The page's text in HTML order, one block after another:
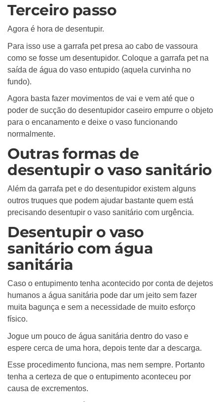
Terceiro passo
Agora é hora de desentupir.
Para isso use a garrafa pet presa ao cabo de vassoura
como se fosse um desentupidor. Coloque a garrafa pet na
saída de água do vaso entupido (aquela curvinha no
fundo).
Agora basta fazer movimentos de vai e vem até que o
poder de sucção do desentupidor caseiro empurre o objeto
para o encanamento e deixe o vaso funcionando
normalmente.
Outras formas de
desentupir o vaso sanitário
Além da garrafa pet e do desentupidor existem alguns
outros truques que podem ajudar bastante quem está
precisando desentupir o vaso sanitário com urgência.
Desentupir o vaso
sanitário com água
sanitária
Caso o entupimento tenha acontecido por conta de dejetos
humanos a água sanitária pode dar um jeito sem fazer
muita bagunça e sem a necessidade de muito esforço
físico.
Jogue um pouco de água sanitária dentro do vaso e
espere cerca de uma hora, depois tente dar a descarga.
Esse procedimento funciona, mas nem sempre. Portanto
tenha a certeza de que o entupimento aconteceu por
causa de excrementos.